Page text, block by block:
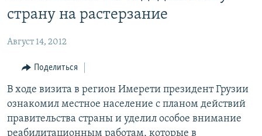
содержанию
Вернутся
навигации
Вернутся
поиску
СУХУМИ
ЦХИНВАЛИ
ВЕСЬ КАВКАЗ
СЕВЕРНЫЙ КАВКАЗ
АЗЕРБАЙДЖАН
ТЕМЫ
ЭКОНОМИКА
РУБРИКИ
НЕКРУГЛЫЙ СТОЛ
МУЛЬТИМЕДИА
страну на растерзание
Август 14, 2012
Поделиться
В ходе визита в регион Имерети президент Грузии
ознакомил местное население с планом действий
правительства страны и уделил особое внимание
реабилитационным работам, которые в